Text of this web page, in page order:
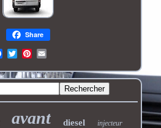
Share
avant diesel injecteur